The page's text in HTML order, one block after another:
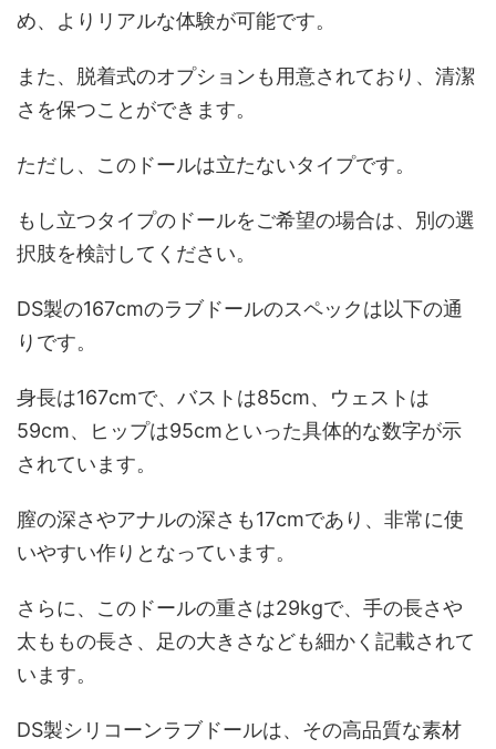
め、よりリアルな体験が可能です。
また、脱着式のオプションも用意されており、清潔
さを保つことができます。
ただし、このドールは立たないタイプです。
もし立つタイプのドールをご希望の場合は、別の選
択肢を検討してください。
DS製の167cmのラブドールのスペックは以下の通
りです。
身長は167cmで、バストは85cm、ウェストは
59cm、ヒップは95cmといった具体的な数字が示
されています。
膣の深さやアナルの深さも17cmであり、非常に使
いやすい作りとなっています。
さらに、このドールの重さは29kgで、手の長さや
太ももの長さ、足の大きさなども細かく記載されて
います。
DS製シリコーンラブドールは、その高品質な素材